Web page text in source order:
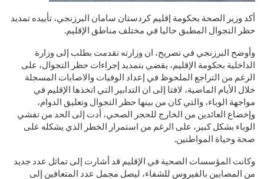
أكد وزير الصحة بحكومة إقليم كردستان سامان البرزنجي، تأييده تمديد
حظر التجوال المطبق حاليا في مختلف مناطق الإقليم.
وأوضح البرزنجي في تصريح، ان وزارته تقدمت بطلب إلى وزارة
الداخلية بحكومة الإقليم، يقضي بتمديد إجراءات حظر التجوال، على
الرغم من التراجع الملحوظ في إعداد الوفيات والاصابات المسجلة
خلال الأيام الماضية، لافتا إلى ان التدابير التي اتخذها الإقليم في
مواجهة الوباء، والتي كان من بينها حظر التجوال وتعليق الدوام،
وإخضاع العائدين من الخارج للحجر الصحي، أدت إلى الحد من تفشي
الوباء بشكل كبير، على الرغم من استمرار الخطر الذي يشكله على
صحة وحياة المواطنين.
وكانت المؤسسات الصحية في الإقليم قد أشارت إلى تماثل عدد جديد
من المصابين بالفيروس للشفاء، ليصل مجمل عدد المتعافين إلى